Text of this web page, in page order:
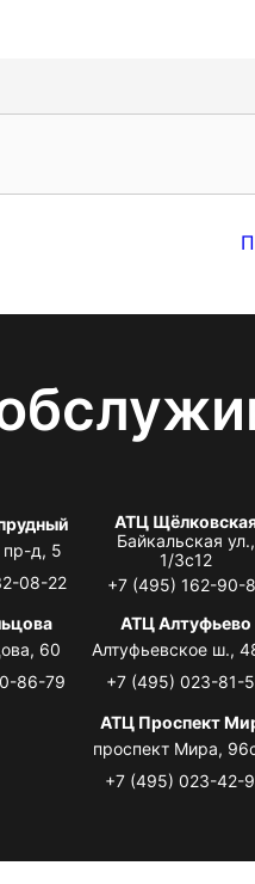
пр-д, 5
08-22
АТЦ
Байкальская ул.,
1/3с12
+7 (495) 162-90-
60
86-79
АТЦ Алтуфьево
Алтуфьевское ш.,
+7 (495) 023-81-
АТЦ Проспект
проспект Мира,
+7 (495) 023-42-